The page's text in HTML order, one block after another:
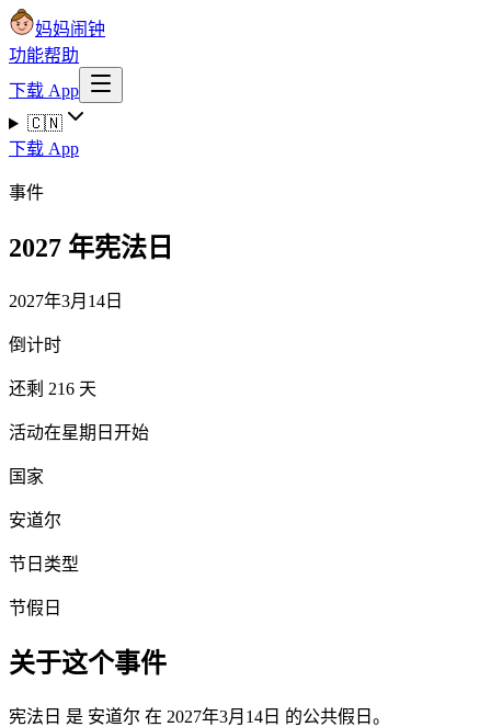
妈妈闹钟
功能帮助
下载 App
🇨🇳
下载 App
事件
2027 年宪法日
2027年3月14日
倒计时
还剩 216 天
活动在星期日开始
国家
安道尔
节日类型
节假日
关于这个事件
宪法日 是 安道尔 在 2027年3月14日 的公共假日。